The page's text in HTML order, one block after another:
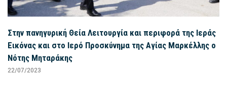
Στην πανηγυρική Θεία Λειτουργία και περιφορά της Ιεράς
Εικόνας και στο Ιερό Προσκύνημα της Αγίας Μαρκέλλης ο
Νότης Μηταράκης
22/07/2023